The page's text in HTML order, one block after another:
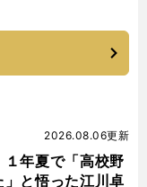
１年夏で「高校野
と悟った江川卓
2026.08.06更新